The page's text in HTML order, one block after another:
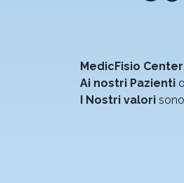
MedicFisio Center
Ai nostri Pazienti
I Nostri valori